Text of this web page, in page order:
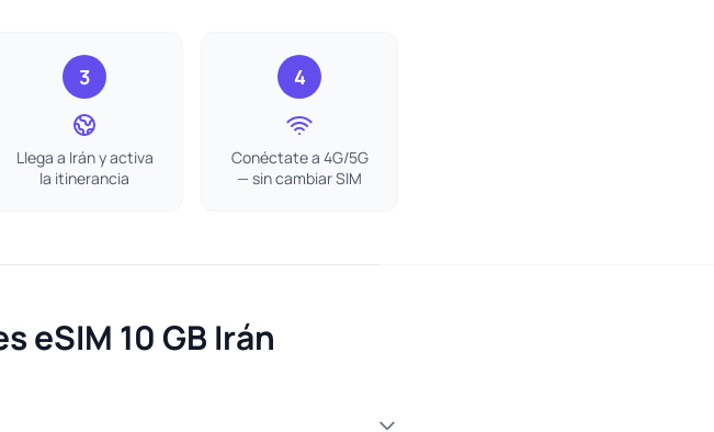
3
Llega a Irán y activa
la itinerancia
4
Conéctate a 4G/5G
— sin cambiar SIM
eSIM 10 GB Irán